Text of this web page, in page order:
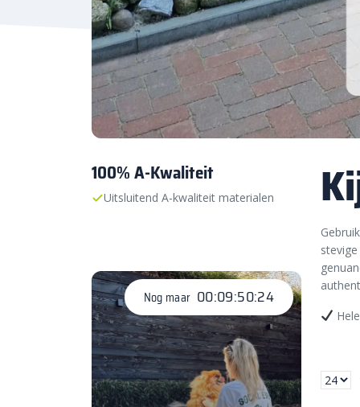
100% A-Kwaliteit
Uitsluitend A-kwaliteit materialen
Nog maar 00:09:50:22